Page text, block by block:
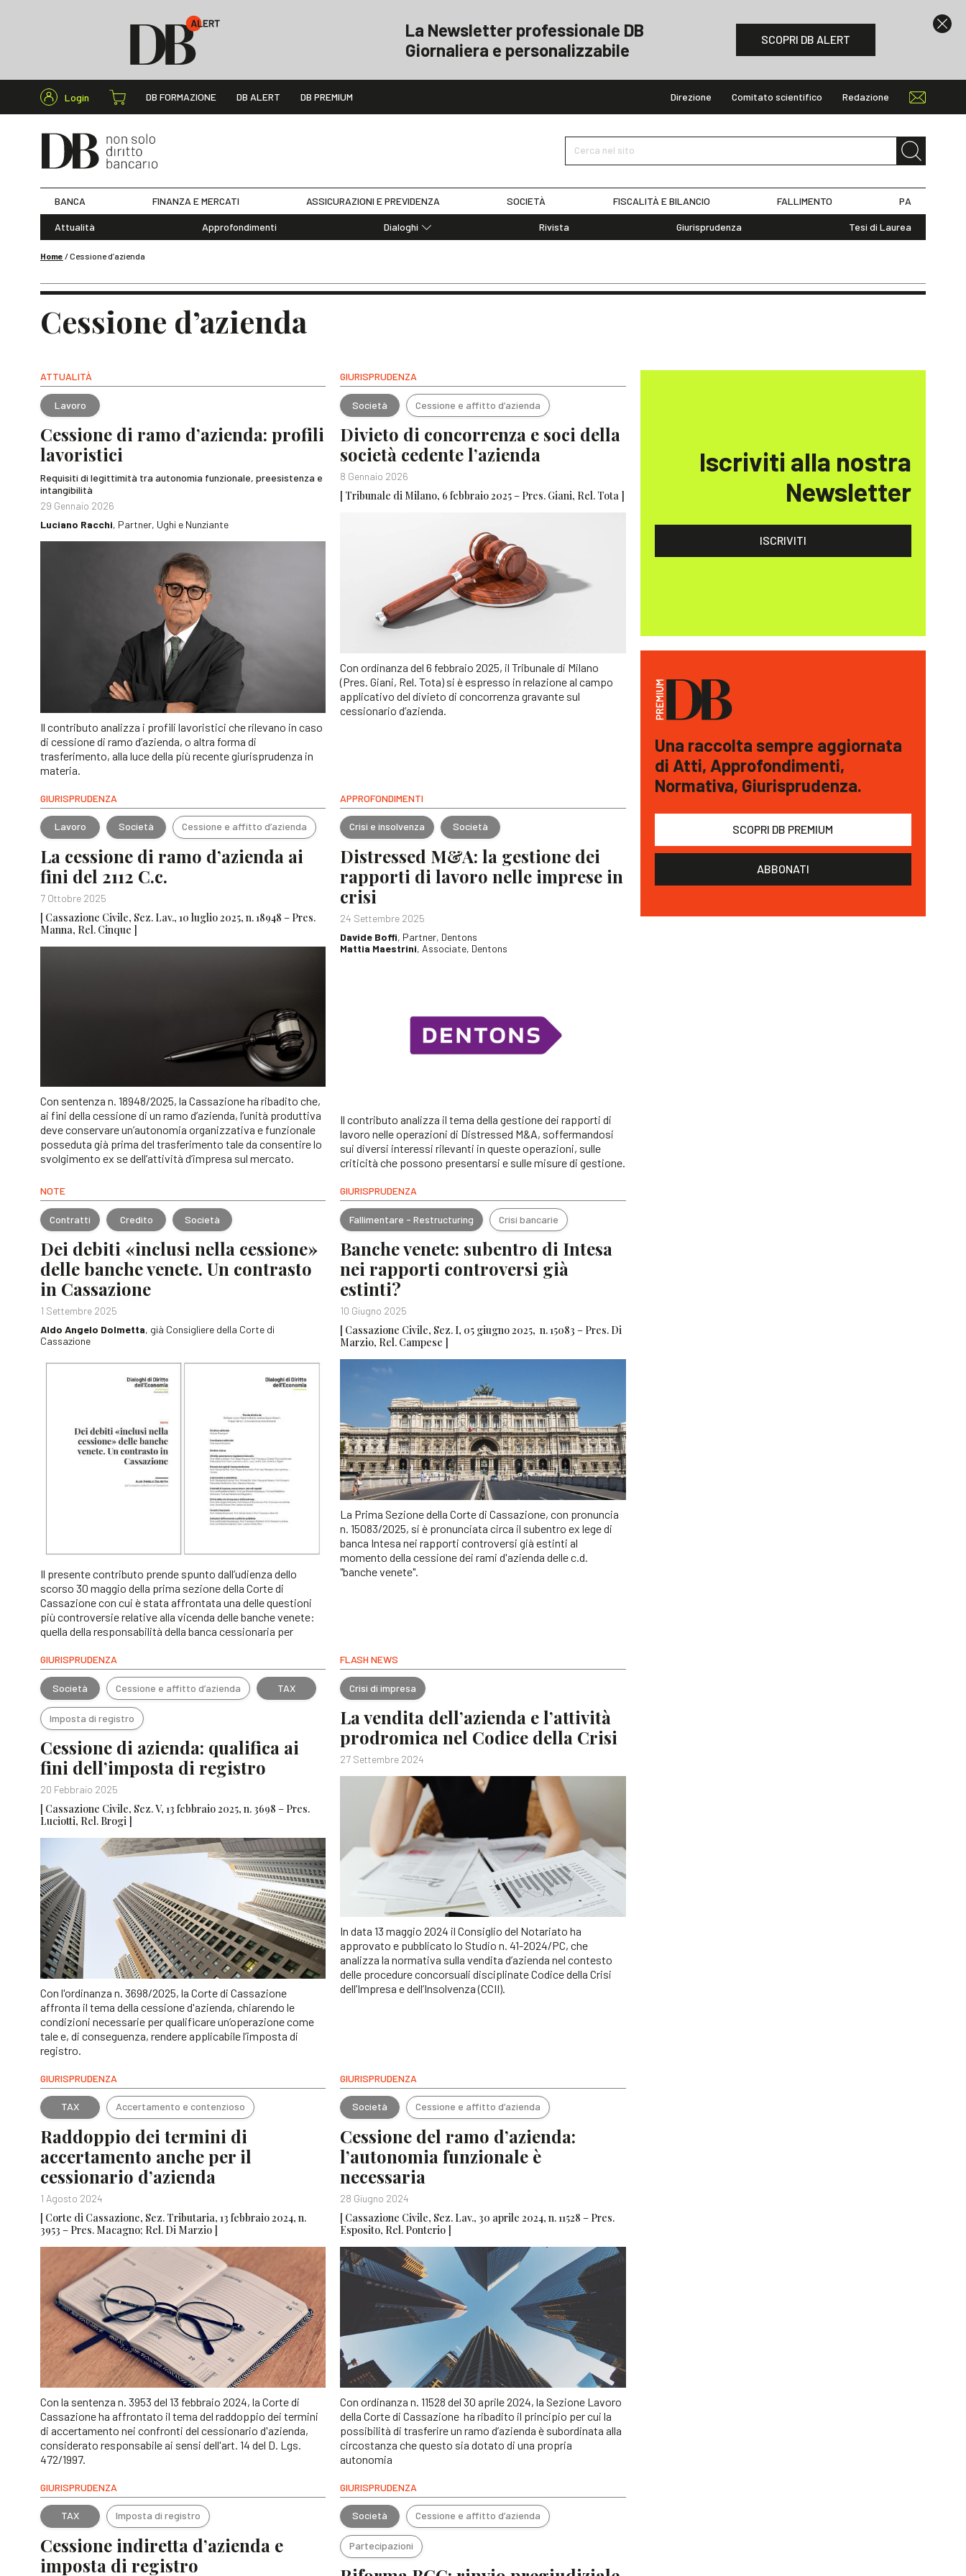
La Newsletter professionale DB
Giornaliera e personalizzabile
SCOPRI DB ALERT
Login DB FORMAZIONE DB ALERT DB PREMIUM Direzione Comitato scientifico Redazione
Cerca nel sito
BANCA FINANZA E MERCATI ASSICURAZIONI E PREVIDENZA SOCIETÀ FISCALITÀ E BILANCIO FALLIMENTO PA
Attualità Approfondimenti
Dialoghi
Articoli
Rivista Giurisprudenza Tesi di Laurea
Home /Cessione d’azienda
Cessione d’azienda
ATTUALITÀ
Lavoro
Cessione di ramo d’azienda: profili
lavoristici
Requisiti di legittimità tra autonomia funzionale, preesistenza e
intangibilità
29 Gennaio 2026
Luciano Racchi, Partner, Ughi e Nunziante
Il contributo analizza i profili lavoristici che rilevano in caso
di cessione di ramo d’azienda, o altra forma di
trasferimento, alla luce della più recente giurisprudenza in
materia.
GIURISPRUDENZA
Società Cessione e affitto d’azienda
Divieto di concorrenza e soci della
società cedente l’azienda
8 Gennaio 2026
[ Tribunale di Milano, 6 febbraio 2025 – Pres. Giani, Rel. Tota ]
Con ordinanza del 6 febbraio 2025, il Tribunale di Milano
(Pres. Giani, Rel. Tota) si è espresso in relazione al campo
applicativo del divieto di concorrenza gravante sul
cessionario d’azienda.
GIURISPRUDENZA
Lavoro Società Cessione e affitto d’azienda
La cessione di ramo d’azienda ai
fini del 2112 C.c.
7 Ottobre 2025
[ Cassazione Civile, Sez. Lav., 10 luglio 2025, n. 18948 – Pres.
Manna, Rel. Cinque ]
Con sentenza n. 18948/2025, la Cassazione ha ribadito che,
ai fini della cessione di un ramo d’azienda, l’unità produttiva
deve conservare un’autonomia organizzativa e funzionale
posseduta già prima del trasferimento tale da consentire lo
svolgimento ex se dell’attività d’impresa sul mercato.
APPROFONDIMENTI
Crisi e insolvenza Società
Distressed M&A: la gestione dei
rapporti di lavoro nelle imprese in
crisi
24 Settembre 2025
Davide Boffi, Partner, Dentons
Mattia Maestrini, Associate, Dentons
Il contributo analizza il tema della gestione dei rapporti di
lavoro nelle operazioni di Distressed M&A, soffermandosi
sui diversi interessi rilevanti in queste operazioni, sulle
criticità che possono presentarsi e sulle misure di gestione.
NOTE
Contratti Credito Società
Dei debiti «inclusi nella cessione»
delle banche venete. Un contrasto
in Cassazione
1 Settembre 2025
Aldo Angelo Dolmetta, già Consigliere della Corte di
Cassazione
Il presente contributo prende spunto dall’udienza dello
scorso 30 maggio della prima sezione della Corte di
Cassazione con cui è stata affrontata una delle questioni
più controversie relative alla vicenda delle banche venete:
quella della responsabilità della banca cessionaria per
GIURISPRUDENZA
Fallimentare - Restructuring Crisi bancarie
Banche venete: subentro di Intesa
nei rapporti controversi già
estinti?
10 Giugno 2025
[ Cassazione Civile, Sez. I, 05 giugno 2025, n. 15083 – Pres. Di
Marzio, Rel. Campese ]
La Prima Sezione della Corte di Cassazione, con pronuncia
n. 15083/2025, si è pronunciata circa il subentro ex lege di
banca Intesa nei rapporti controversi già estinti al
momento della cessione dei rami d'azienda delle c.d.
"banche venete".
GIURISPRUDENZA
Società Cessione e affitto d’azienda TAX
Imposta di registro
Cessione di azienda: qualifica ai
fini dell’imposta di registro
20 Febbraio 2025
[ Cassazione Civile, Sez. V, 13 febbraio 2025, n. 3698 – Pres.
Luciotti, Rel. Brogi ]
Con l'ordinanza n. 3698/2025, la Corte di Cassazione
affronta il tema della cessione d'azienda, chiarendo le
condizioni necessarie per qualificare un’operazione come
tale e, di conseguenza, rendere applicabile l’imposta di
registro.
FLASH NEWS
Crisi di impresa
La vendita dell’azienda e l’attività
prodromica nel Codice della Crisi
27 Settembre 2024
In data 13 maggio 2024 il Consiglio del Notariato ha
approvato e pubblicato lo Studio n. 41-2024/PC, che
analizza la normativa sulla vendita d’azienda nel contesto
delle procedure concorsuali disciplinate Codice della Crisi
dell’Impresa e dell’Insolvenza (CCII).
GIURISPRUDENZA
TAX Accertamento e contenzioso
Raddoppio dei termini di
accertamento anche per il
cessionario d’azienda
1 Agosto 2024
[ Corte di Cassazione, Sez. Tributaria, 13 febbraio 2024, n.
3953 – Pres. Macagno; Rel. Di Marzio ]
Con la sentenza n. 3953 del 13 febbraio 2024, la Corte di
Cassazione ha affrontato il tema del raddoppio dei termini
di accertamento nei confronti del cessionario d'azienda,
considerato responsabile ai sensi dell'art. 14 del D. Lgs.
472/1997.
GIURISPRUDENZA
Società Cessione e affitto d’azienda
Cessione del ramo d’azienda:
l’autonomia funzionale è
necessaria
28 Giugno 2024
[ Cassazione Civile, Sez. Lav., 30 aprile 2024, n. 11528 – Pres.
Esposito, Rel. Ponterio ]
Con ordinanza n. 11528 del 30 aprile 2024, la Sezione Lavoro
della Corte di Cassazione ha ribadito il principio per cui la
possibilità di trasferire un ramo d’azienda è subordinata alla
circostanza che questo sia dotato di una propria
autonomia
GIURISPRUDENZA
TAX Imposta di registro
Cessione indiretta d’azienda e
imposta di registro
GIURISPRUDENZA
Società Cessione e affitto d’azienda
Partecipazioni
Iscriviti alla nostra
Newsletter
ISCRIVITI
Una raccolta sempre aggiornata
di Atti, Approfondimenti,
Normativa, Giurisprudenza.
SCOPRI DB PREMIUM
ABBONATI